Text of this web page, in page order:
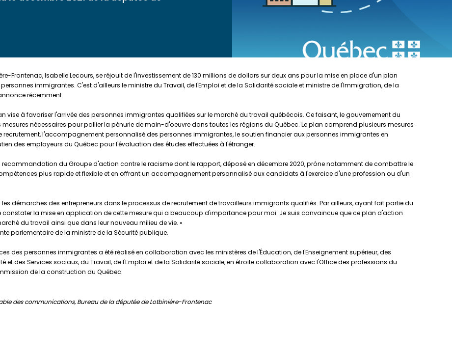
Frontenac, Isabelle Lecours, se réjouit de l'investissement de 130 millions de dollars sur deux ans pour la mise en place d'un plan
immigrantes. C'est d'ailleurs le ministre du Travail, de l'Emploi et de la Solidarité sociale et ministre de l'Immigration, de la
récemment.
vise à favoriser l'arrivée des personnes immigrantes qualifiées sur le marché du travail québécois. Ce faisant, le gouvernement du
nécessaires pour pallier la pénurie de main-d'oeuvre dans toutes les régions du Québec. Le plan comprend plusieurs mesures
l'accompagnement personnalisé des personnes immigrantes, le soutien financier aux personnes immigrantes en
des employeurs du Québec pour l'évaluation des études effectuées à l'étranger.
du Groupe d'action contre le racisme dont le rapport, déposé en décembre 2020, prône notamment de combattre le
plus rapide et flexible et en offrant un accompagnement personnalisé aux candidats à l'exercice d'une profession ou d'un
démarches des entrepreneurs dans le processus de recrutement de travailleurs immigrants qualifiés. Par ailleurs, ayant fait partie du
constater la mise en application de cette mesure qui a beaucoup d'importance pour moi. Je suis convaincue que ce plan d'action
du travail ainsi que dans leur nouveau milieu de vie. »
parlementaire de la ministre de la Sécurité publique.
des personnes immigrantes a été réalisé en collaboration avec les ministères de l'Éducation, de l'Enseignement supérieur, des
et des Services sociaux, du Travail, de l'Emploi et de la Solidarité sociale, en étroite collaboration avec l'Office des professions du
de la construction du Québec.
des communications, Bureau de la députée de Lotbinière-Frontenac